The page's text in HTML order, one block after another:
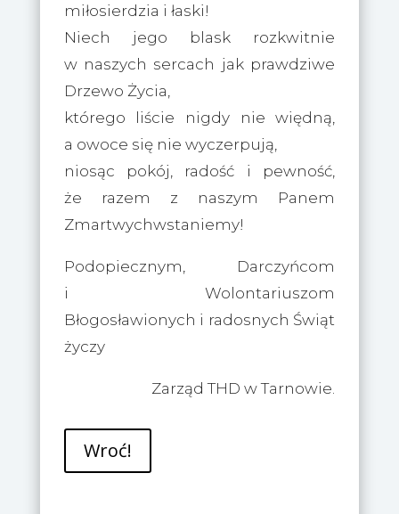
miłosierdzia i łaski!
Niech jego blask rozkwitnie
w naszych sercach jak prawdziwe
Drzewo Życia,
którego liście nigdy nie więdną,
a owoce się nie wyczerpują,
niosąc pokój, radość i pewność,
że razem z naszym Panem
Zmartwychwstaniemy!
Podopiecznym, Darczyńcom
i Wolontariuszom
Błogosławionych i radosnych Świąt
życzy
Zarząd THD w Tarnowie.